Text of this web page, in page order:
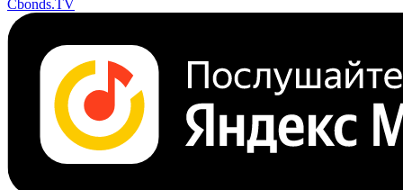
Поделиться
Cbonds.TV